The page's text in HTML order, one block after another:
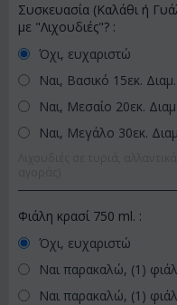
Συσκευασία (Καλάθι ή
με "Λιχουδιές"? :
Όχι, ευχαριστώ
Ναι, Βασικό 15εκ.
Ναι, Μεσαίο 20εκ.
Ναι, Μεγάλο 30εκ.
Φιάλη κρασί 750 ml. :
Όχι, ευχαριστώ
Ναι παρακαλώ, (1)
Ναι παρακαλώ, (1)